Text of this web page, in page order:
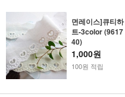
면레이스]큐티하
트-3color (9617
40)
1,000원
100원 적립